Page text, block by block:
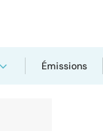
Émissions